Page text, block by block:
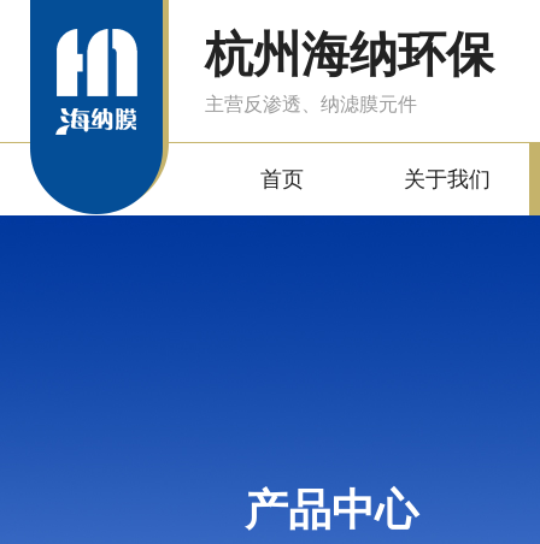
杭州海纳环保
主营反渗透、纳滤膜元件
首页 关于我们
产品中心